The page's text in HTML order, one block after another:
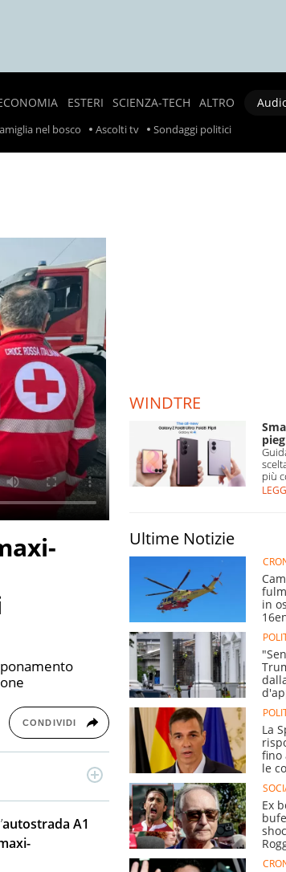
ESTERI
ESTERA
SCIENZA-TECH
ALTRO
nel bosco Ascolti tv Sondaggi politici
CONDIVIDI
autostrada A1
WINDTRE
più
Ultime Notizie
in
La
fino
le
Ex